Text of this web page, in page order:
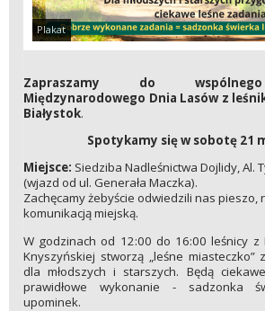
Plakat
Zapraszamy do
Międzynarodowego Dnia Lasów z
Białystok.
Spotykamy się w sobotę 21
Miejsce: Siedziba Nadleśnictwa Dojlidy, Al.
(wjazd od ul. Generała Maczka).
Zachęcamy żebyście odwiedzili nas pieszo,
komunikacją miejską.
W godzinach od 12:00 do 16:00 leśnicy z
Knyszyńskiej stworzą „leśne miasteczko”
dla młodszych i starszych. Będą
prawidłowe wykonanie - sadzonka
upominek.